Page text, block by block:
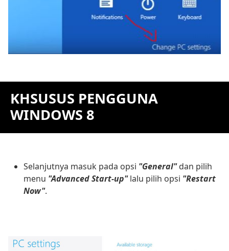
KHSUSUS PENGGUNA
WINDOWS 8
Selanjutnya masuk pada opsi "General" dan pilih
menu "Advanced Start-up"lalu pilih opsi "Restart
Now".